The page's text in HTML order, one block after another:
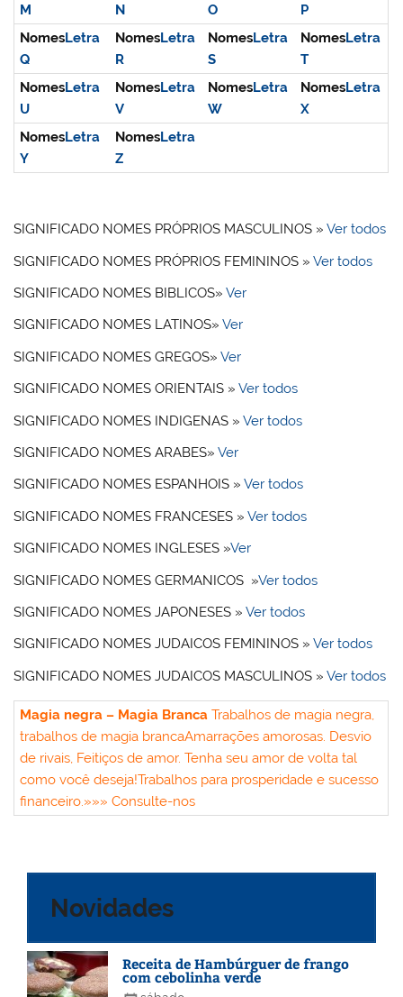
M
N
O
P
NomesLetra
Q
NomesLetra
R
NomesLetra
S
NomesLetra
T
NomesLetra
U
NomesLetra
V
NomesLetra
W
NomesLetra
X
NomesLetra
Y
NomesLetra
Z
SIGNIFICADO NOMES PRÓPRIOS MASCULINOS »Ver todos
SIGNIFICADO NOMES PRÓPRIOS FEMININOS »Ver todos
SIGNIFICADO NOMES BIBLICOS»Ver
SIGNIFICADO NOMES LATINOS»Ver
SIGNIFICADO NOMES GREGOS»Ver
SIGNIFICADO NOMES ORIENTAIS »Ver todos
SIGNIFICADO NOMES INDIGENAS »Ver todos
SIGNIFICADO NOMES ARABES»Ver
SIGNIFICADO NOMES ESPANHOIS »Ver todos
SIGNIFICADO NOMES FRANCESES »Ver todos
SIGNIFICADO NOMES INGLESES »Ver
SIGNIFICADO NOMES GERMANICOS »Ver todos
SIGNIFICADO NOMES JAPONESES »Ver todos
SIGNIFICADO NOMES JUDAICOS FEMININOS »Ver todos
SIGNIFICADO NOMES JUDAICOS MASCULINOS »Ver todos
Magia negra – Magia BrancaTrabalhos de magia negra,
trabalhos de magia brancaAmarrações amorosas. Desvio
de rivais, Feitiços de amor. Tenha seu amor de volta tal
como você deseja!Trabalhos para prosperidade e sucesso
financeiro.»»» Consulte-nos
Novidades
Receita de Hambúrguer de frango
com cebolinha verde